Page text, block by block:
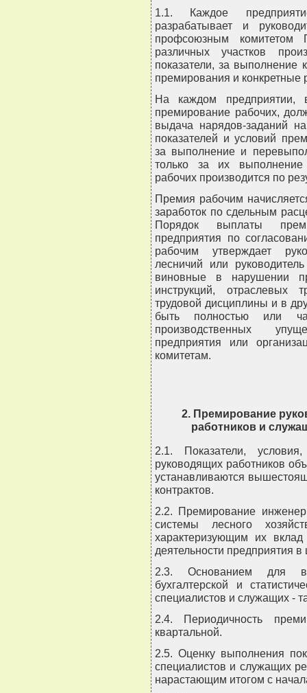
1.1. Каждое
разрабатывает и
профсоюзным комитетом
различных участков
показатели, за выполнение
премирования и
На каждом предприятии,
премирование рабочих,
выдача нарядов-заданий
показателей и условий
за выполнение и
только за их
рабочих производится по
Премия рабочим
заработок по сдельным
Порядок выплаты
предприятия по
рабочим утверждает
лесничий или
виновные в нарушении
инструкций, отраслевых
трудовой дисциплины и в
быть полностью или
производственных
предприятия или
комитетам.
2. Премирование
работников и
2.1. Показатели,
руководящих работников
устанавливаются
контрактов.
2.2. Премирование
системы лесного
характеризующим их вклад
деятельности предприятия в
2.3. Основанием для
бухгалтерской и
специалистов и служащих -
2.4. Периодичность
квартальной.
2.5. Оценку выполнения
специалистов и служащих
нарастающим итогом с